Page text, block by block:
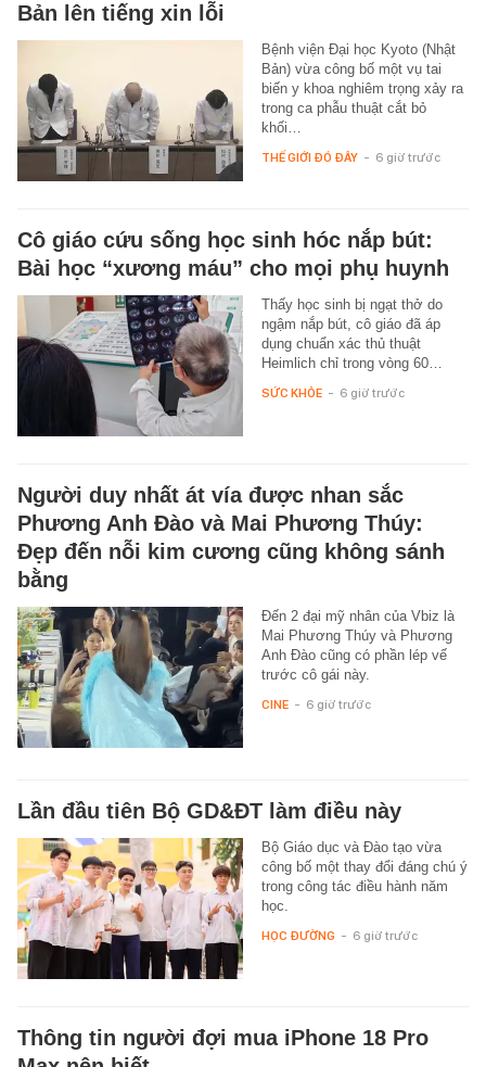
Bản lên tiếng xin lỗi
Bệnh viện Đại học Kyoto (Nhật
Bản) vừa công bố một vụ tai
biến y khoa nghiêm trọng xảy ra
trong ca phẫu thuật cắt bỏ
khối…
THẾ GIỚI ĐÓ ĐÂY - 6 giờ trước
Cô giáo cứu sống học sinh hóc nắp bút:
Bài học “xương máu” cho mọi phụ huynh
Thấy học sinh bị ngạt thở do
ngậm nắp bút, cô giáo đã áp
dụng chuẩn xác thủ thuật
Heimlich chỉ trong vòng 60…
SỨC KHỎE - 6 giờ trước
Người duy nhất át vía được nhan sắc
Phương Anh Đào và Mai Phương Thúy:
Đẹp đến nỗi kim cương cũng không sánh
bằng
Đến 2 đại mỹ nhân của Vbiz là
Mai Phương Thúy và Phương
Anh Đào cũng có phần lép vế
trước cô gái này.
CINE - 6 giờ trước
Lần đầu tiên Bộ GD&ĐT làm điều này
Bộ Giáo dục và Đào tạo vừa
công bố một thay đổi đáng chú ý
trong công tác điều hành năm
học.
HỌC ĐƯỜNG - 6 giờ trước
Thông tin người đợi mua iPhone 18 Pro